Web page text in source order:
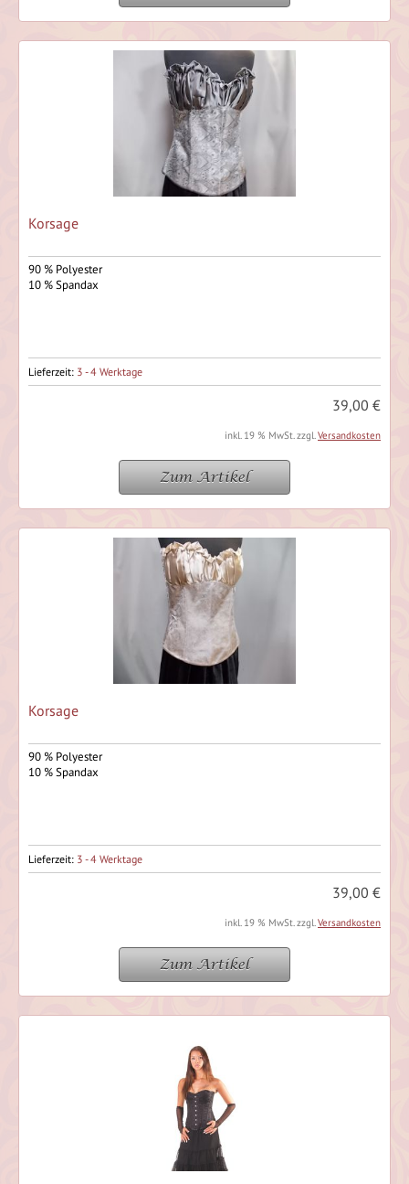
Korsage
90 % Polyester
10 % Spandax
Lieferzeit: 3 - 4 Werktage
39,00 €
inkl. 19 % MwSt. zzgl.Versandkosten
Zum Artikel
Korsage
90 % Polyester
10 % Spandax
Lieferzeit: 3 - 4 Werktage
39,00 €
inkl. 19 % MwSt. zzgl.Versandkosten
Zum Artikel